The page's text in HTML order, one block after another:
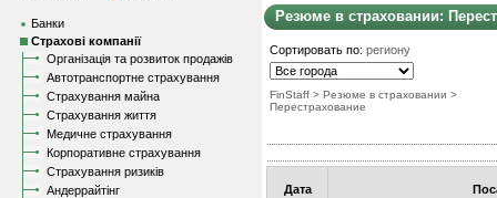
Банки
Страхові компанії
Організація та розвиток продажів
Автотранспортне страхування
Страхування майна
Страхування життя
Медичне страхування
Корпоративне страхування
Страхування ризиків
Андеррайтінг
Резюме в страховании:
Сортировать по: региону
FinStaff > Резюме в страховании >
Перестрахование
Дата